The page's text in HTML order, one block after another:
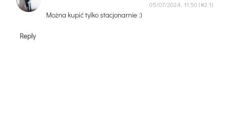
05/07/2024, 11:50
Można kupić tylko stacjonarnie :)
Reply